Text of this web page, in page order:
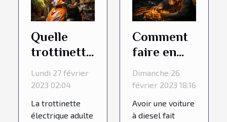
Quelle
trottinette
électrique
adulte
choisir ?
Lundi 27 février
2023 02:04
La trottinette
électrique adulte
Comment
faire en
cas de
perte de
puissance
d’une
Dimanche 26
février 2023 18:16
Avoir une voiture
à diesel fait